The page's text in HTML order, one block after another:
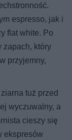
espresso, jak i
flat white. Po
zapach, który
przyjemny,
tuż przed
wyczuwalny, a
cieszy się
ekspresów